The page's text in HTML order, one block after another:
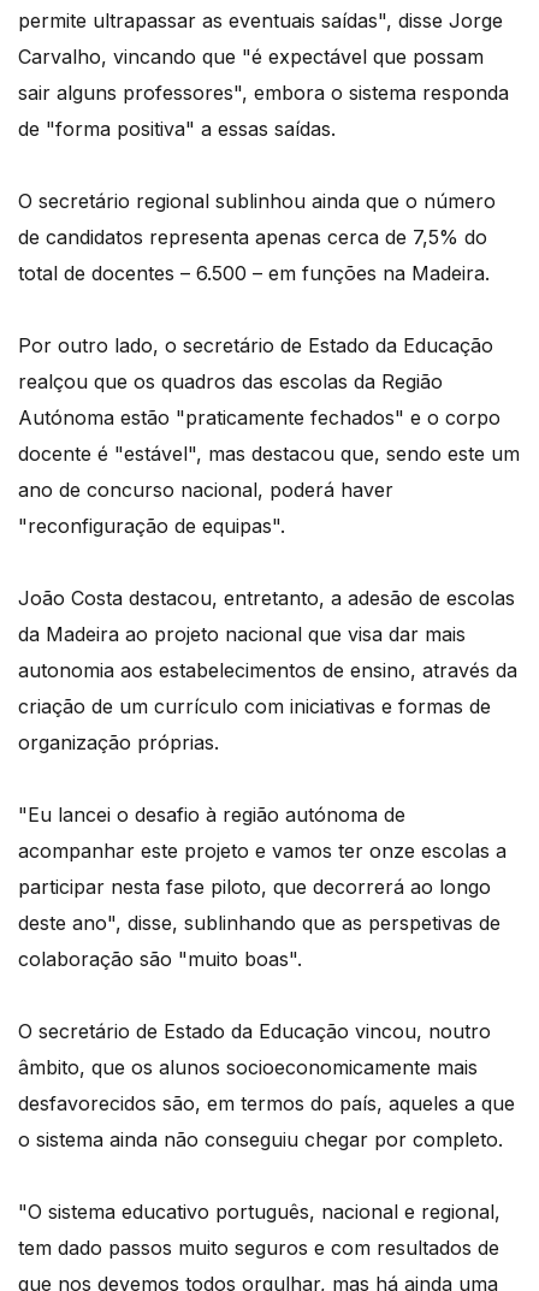
permite ultrapassar as eventuais saídas", disse Jorge
Carvalho, vincando que "é expectável que possam
sair alguns professores", embora o sistema responda
de "forma positiva" a essas saídas.
O secretário regional sublinhou ainda que o número
de candidatos representa apenas cerca de 7,5% do
total de docentes – 6.500 – em funções na Madeira.
Por outro lado, o secretário de Estado da Educação
realçou que os quadros das escolas da Região
Autónoma estão "praticamente fechados" e o corpo
docente é "estável", mas destacou que, sendo este um
ano de concurso nacional, poderá haver
"reconfiguração de equipas".
João Costa destacou, entretanto, a adesão de escolas
da Madeira ao projeto nacional que visa dar mais
autonomia aos estabelecimentos de ensino, através da
criação de um currículo com iniciativas e formas de
organização próprias.
"Eu lancei o desafio à região autónoma de
acompanhar este projeto e vamos ter onze escolas a
participar nesta fase piloto, que decorrerá ao longo
deste ano", disse, sublinhando que as perspetivas de
colaboração são "muito boas".
O secretário de Estado da Educação vincou, noutro
âmbito, que os alunos socioeconomicamente mais
desfavorecidos são, em termos do país, aqueles a que
o sistema ainda não conseguiu chegar por completo.
"O sistema educativo português, nacional e regional,
tem dado passos muito seguros e com resultados de
que nos devemos todos orgulhar, mas há ainda uma